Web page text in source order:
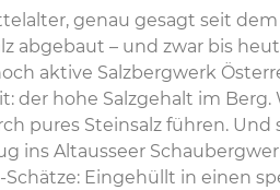
genau gesagt seit dem
abgebaut – und zwar bis
aktive Salzbergwerk
der hohe Salzgehalt im Berg.
pures Steinsalz führen. Und
ins Altausseer
Schätze: Eingehüllt in einen